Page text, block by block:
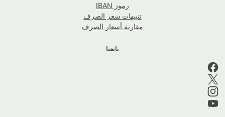
رموز IBAN
تنبيهات سعر الصرف
مقارنة أسعار الصرف
تابعنا